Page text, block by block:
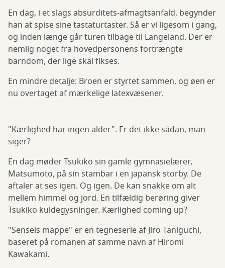
En dag, i et slags absurditets-afmagtsanfald, begynder
han at spise sine tastaturtaster. Så er vi ligesom i gang,
og inden længe går turen tilbage til Langeland. Der er
nemlig noget fra hovedpersonens fortrængte
barndom, der lige skal fikses.
En mindre detalje: Broen er styrtet sammen, og øen er
nu overtaget af mærkelige latexvæsener.
"Kærlighed har ingen alder". Er det ikke sådan, man
siger?
En dag møder Tsukiko sin gamle gymnasielærer,
Matsumoto, på sin stambar i en japansk storby. De
aftaler at ses igen. Og igen. De kan snakke om alt
mellem himmel og jord. En tilfældig berøring giver
Tsukiko kuldegysninger. Kærlighed coming up?
"Senseis mappe" er en tegneserie af Jiro Taniguchi,
baseret på romanen af samme navn af Hiromi
Kawakami.